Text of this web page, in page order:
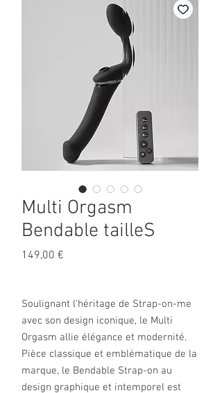
Multi Orgasm
Bendable tailleS
149,00 €
Soulignant l’héritage de Strap-on-me
avec son design iconique, le Multi
Orgasm allie élégance et modernité.
Pièce classique et emblématique de la
marque, le Bendable Strap-on au
design graphique et intemporel est